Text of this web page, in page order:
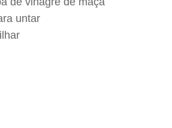
untar